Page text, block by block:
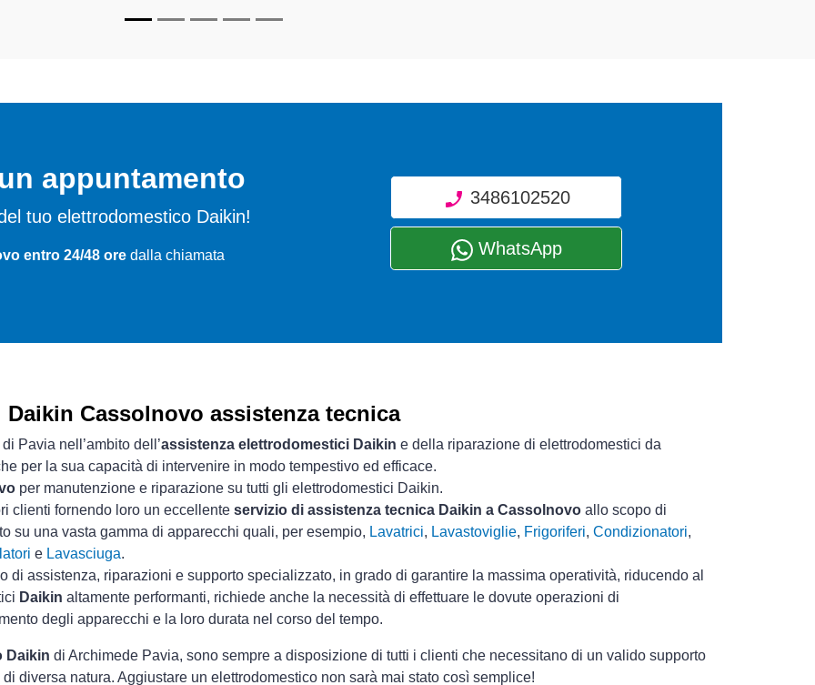
appuntamento
tuo elettrodomestico Daikin!
entro 24/48 ore dalla chiamata
3486102520
WhatsApp
Daikin Cassolnovo assistenza tecnica
Pavia nell’ambito dell’assistenza elettrodomestici Daikin e della riparazione di elettrodomestici da
per la sua capacità di intervenire in modo tempestivo ed efficace.
per manutenzione e riparazione su tutti gli elettrodomestici Daikin.
clienti fornendo loro un eccellente servizio di assistenza tecnica Daikin a Cassolnovo allo scopo di
su una vasta gamma di apparecchi quali, per esempio, Lavatrici, Lavastoviglie, Frigoriferi, Condizionatori,
e Lavasciuga.
di assistenza, riparazioni e supporto specializzato, in grado di garantire la massima operatività, riducendo al
Daikin altamente performanti, richiede anche la necessità di effettuare le dovute operazioni di
degli apparecchi e la loro durata nel corso del tempo.
Daikin di Archimede Pavia, sono sempre a disposizione di tutti i clienti che necessitano di un valido supporto
diversa natura. Aggiustare un elettrodomestico non sarà mai stato così semplice!